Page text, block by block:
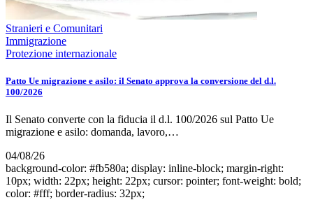
Stranieri e Comunitari
Immigrazione
Protezione internazionale
Patto Ue migrazione e asilo: il Senato approva la conversione del d.l.
100/2026
Il Senato converte con la fiducia il d.l. 100/2026 sul Patto Ue
migrazione e asilo: domanda, lavoro,…
04/08/26
background-color: #fb580a; display: inline-block; margin-right:
10px; width: 22px; height: 22px; cursor: pointer; font-weight: bold;
color: #fff; border-radius: 32px;